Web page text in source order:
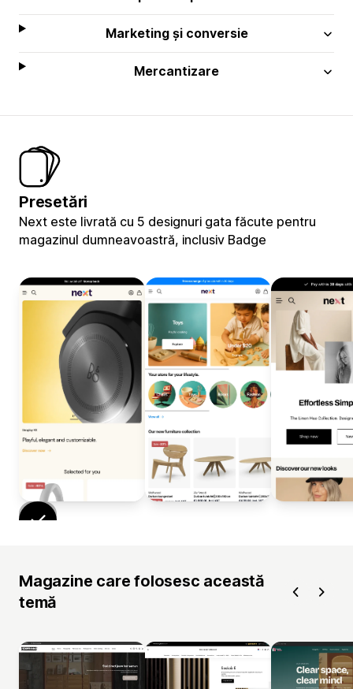
Marketing și conversie
Mercantizare
Presetări
Next este livrată cu 5 designuri gata făcute pentru
magazinul dumneavoastră, inclusiv Badge
Magazine care folosesc această
temă